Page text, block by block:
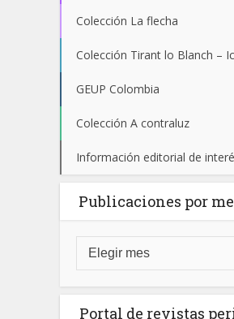
Colección La flecha
Colección Tirant lo Blanch –
GEUP Colombia
Colección A contraluz
Información editorial de
Publicaciones por
Portal de revistas